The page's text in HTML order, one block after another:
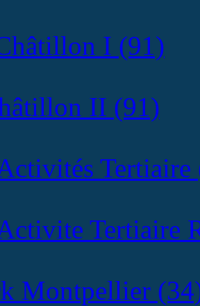
I (91)
II (91)
Tertiaire
Tertiaire
Montpellier